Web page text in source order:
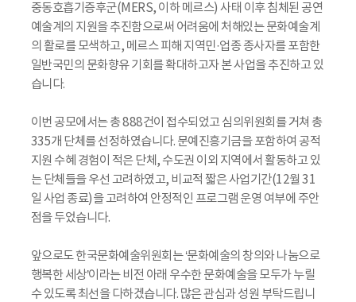
중동호흡기증후군(MERS, 이하 메르스) 사태 이후 침체된 공연
예술계의 지원을 추진함으로써 어려움에 처해있는 문화예술계
의 활로를 모색하고, 메르스 피해 지역민·업종 종사자를 포함한
일반국민의 문화향유 기회를 확대하고자 본 사업을 추진하고 있
습니다.
이번 공모에서는 총 888건이 접수되었고 심의위원회를 거쳐 총
335개 단체를 선정하였습니다. 문예진흥기금을 포함하여 공적
지원 수혜 경험이 적은 단체, 수도권 이외 지역에서 활동하고 있
는 단체들을 우선 고려하였고, 비교적 짧은 사업기간(12월 31
일 사업 종료)을 고려하여 안정적인 프로그램 운영 여부에 주안
점을 두었습니다.
앞으로도 한국문화예술위원회는 ‘문화예술의 창의와 나눔으로
행복한 세상’이라는 비전 아래 우수한 문화예술을 모두가 누릴
수 있도록 최선을 다하겠습니다. 많은 관심과 성원 부탁드립니